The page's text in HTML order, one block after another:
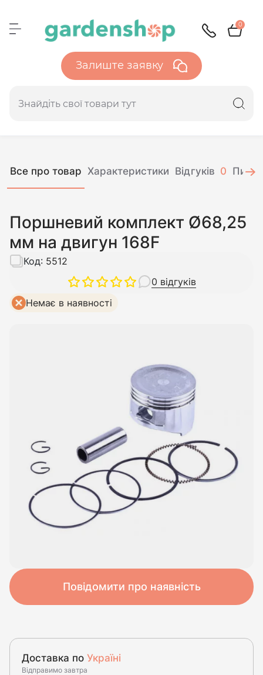
0
Залиште заявку
Все про товар Характеристики Відгуків 0
Поршневий комплект Ø68,25
мм на двигун 168F
0 відгуків
Код: 5512
Немає в наявності
Повідомити про наявність
Доставка по Україні
Відправимо завтра